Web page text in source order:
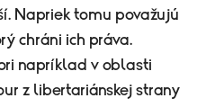
Napriek tomu považujú
chráni ich práva.
napríklad v oblasti
z libertariánskej strany